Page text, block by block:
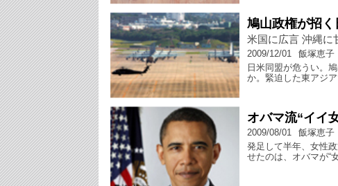
鳩山政権が招
米国に広言 沖縄に
2009/12/01
飯塚恵子
日米同盟が危うい。
か。緊迫した東アジ
オバマ流“イイ
2009/08/01
飯塚恵子
発足して半年、女性
せたのは、オバマが“